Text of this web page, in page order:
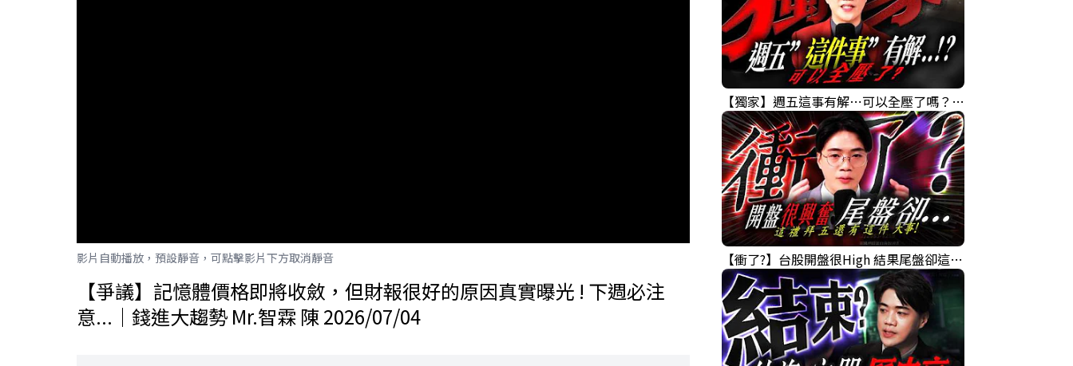
影片自動播放，預設靜音，可點擊影片下方取消靜音
【爭議】記憶體價格即將收斂，但財報很好的原因真實曝光 ! 下週必注
意...｜錢進大趨勢 Mr.智霖 陳 2026/07/04
【獨家】週五這事有解⋯可以全壓了嗎？｜錢進大趨勢 Mr.智霖 陳 2026/08/06
【衝了?】台股開盤很High 結果尾盤卻這樣... 錢進大趨勢 Mr.智霖 陳 2026/08/05